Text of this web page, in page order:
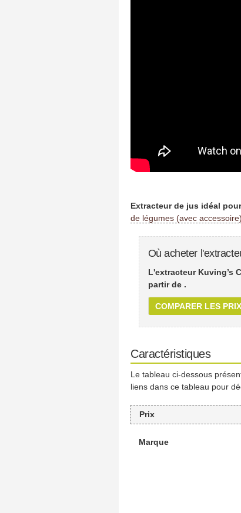
Extracteur de jus idéal
de légumes (avec accessoire)
Où acheter
L'extracteur Kuving’s
partir de .
COMPARER LES PRIX
Caractéristiques
Le tableau ci-dessous
liens dans ce tableau pour
Prix
Marque